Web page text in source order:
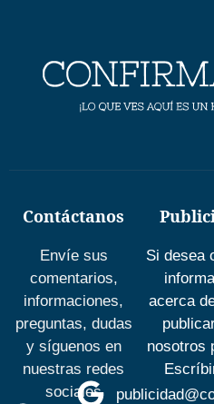
Contáctanos
Envíe sus
comentarios,
informaciones,
preguntas, dudas
y síguenos en
nuestras redes
sociales
Si desea
acerca
nosotros